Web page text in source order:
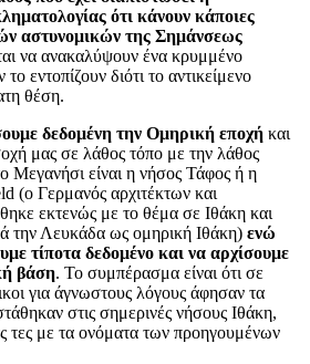
ότι κάνουν κάποιες
αστυνομικών της Σημάνσεως
να ανακαλύψουν ένα κρυμμένο
το εντοπίζουν διότι το αντικείμενο
θέση.
δεδομένη την Ομηρική εποχή και
μας σε λάθος τόπο με την λάθος
Μεγανήσι είναι η νήσος Τάφος ή η
(ο Γερμανός αρχιτέκτων και
εκτενώς με το θέμα σε Ιθάκη και
την Λευκάδα ως ομηρική Ιθάκη) ενώ
τίποτα δεδομένο και να αρχίσουμε
βάση. Το συμπέρασμα είναι ότι σε
για άγνωστους λόγους άφησαν τα
στις σημερινές νήσους Ιθάκη,
τες με τα ονόματα των προηγουμένων